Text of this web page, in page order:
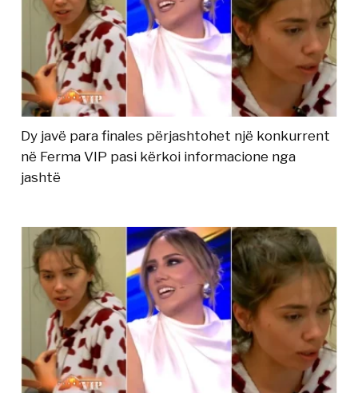
Dy javë para finales përjashtohet një konkurrent
në Ferma VIP pasi kërkoi informacione nga
jashtë